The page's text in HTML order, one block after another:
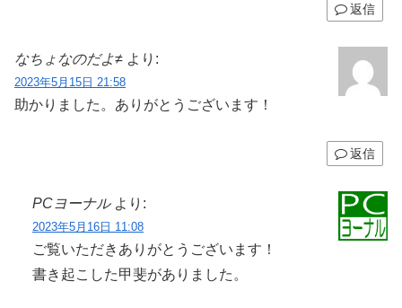
返信
なちょなのだよ≠ より:
2023年5月15日 21:58
助かりました。ありがとうございます！
返信
PCヨーナル より:
2023年5月16日 11:08
ご覧いただきありがとうございます！
書き起こした甲斐がありました。